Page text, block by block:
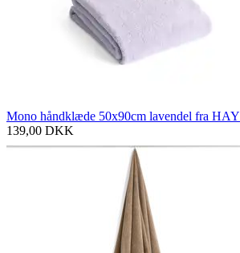
Mono håndklæde 50x90cm lavendel fra HAY
139,00 DKK